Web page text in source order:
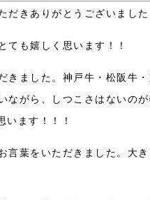
だきありがとうございました
ても嬉しく思います！！
きました。神戸牛・松阪牛
がら、しつこさはないの
います！！！
言葉をいただきました。大